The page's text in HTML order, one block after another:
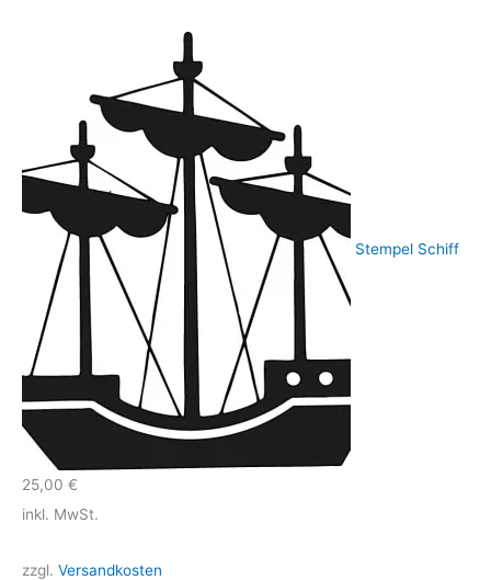
Stempel Schiff
25,00 €
inkl. MwSt.
zzgl. Versandkosten